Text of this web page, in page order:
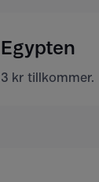
kr tillkommer.